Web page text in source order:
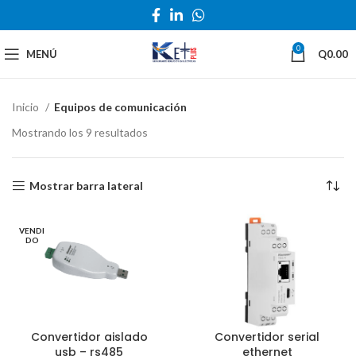
MENÚ 0 Q0.00
Inicio
Equipos de comunicación
Mostrando los 9 resultados
Mostrar barra lateral
VENDI
DO
Convertidor aislado
usb – rs485
Convertidor serial
ethernet